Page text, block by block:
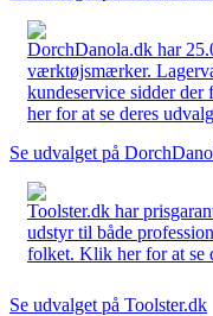
DorchDanola.dk har
værktøjsmærker.
kundeservice sidder
her for at se deres
Se udvalget på
Toolster.dk har
udstyr til både
folket. Klik her for at se
Se udvalget på Toolster.dk